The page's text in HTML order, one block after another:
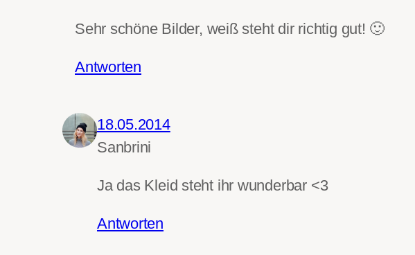
Sehr schöne Bilder, weiß steht dir richtig gut! 🙂
Antworten
18.05.2014
Sanbrini
Ja das Kleid steht ihr wunderbar <3
Antworten